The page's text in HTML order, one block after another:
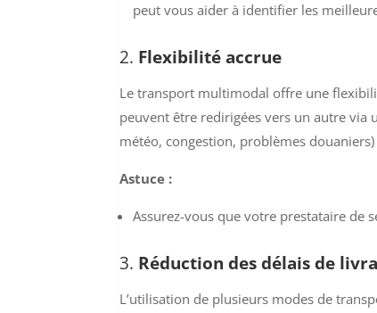
peut vous aider à identifier les
2. Flexibilité accrue
Le transport multimodal offre une
peuvent être redirigées vers un autre via
météo, congestion, problèmes
Astuce :
Assurez-vous que votre prestataire de
3. Réduction des délais de
L’utilisation de plusieurs modes de